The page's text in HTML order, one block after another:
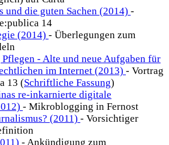
und die guten Sachen (2014) -
14
(2014) - Überlegungen zum
Pflegen - Alte und neue Aufgaben für
im Internet (2013) - Vortrag
13 (Schriftliche Fassung)
re-inkarnierte digitale
- Mikroblogging in Fernost
(2011) - Vorsichtiger
- Ankündigung zum